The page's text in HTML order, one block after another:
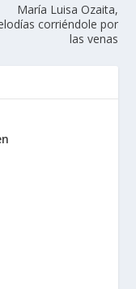
María Luisa Ozaita,
corriéndole por
las venas